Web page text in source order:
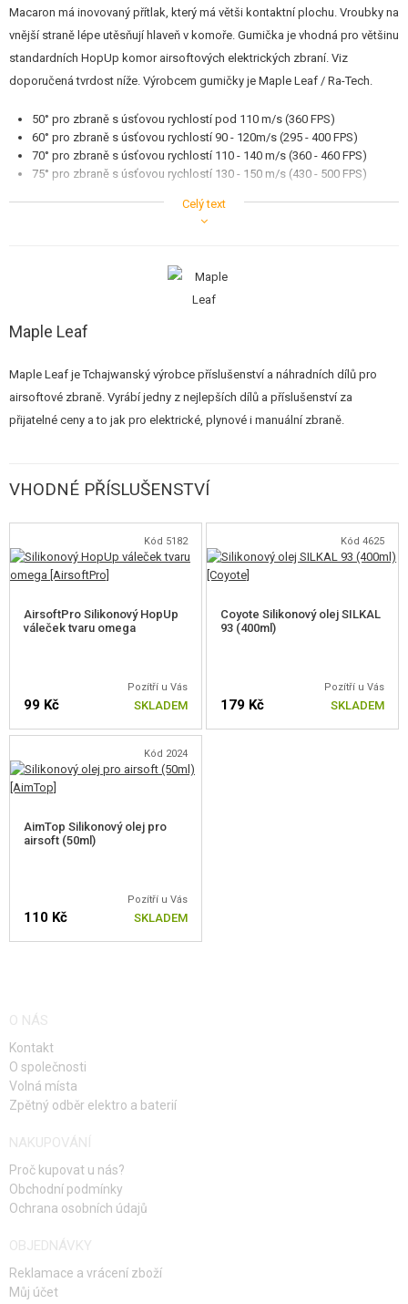
OUTDOOR A BUSHCRAFT
STAVEBNICE, MODELY
REKLAMNÍ PŘEDMĚTY
POŠKOZENÉ, POUŽITÉ ZBOŽÍ
Macaron má inovovaný přítlak, který má větši kontaktní plochu. Vroubky na
vnější straně lépe utěsňují hlaveň v komoře. Gumička je vhodná pro většinu
standardních HopUp komor airsoftových elektrických zbraní. Viz
doporučená tvrdost níže. Výrobcem gumičky je Maple Leaf / Ra-Tech.
50° pro zbraně s úsťovou rychlostí pod 110 m/s (360 FPS)
60° pro zbraně s úsťovou rychlostí 90 - 120m/s (295 - 400 FPS)
70° pro zbraně s úsťovou rychlostí 110 - 140 m/s (360 - 460 FPS)
75° pro zbraně s úsťovou rychlostí 130 - 150 m/s (430 - 500 FPS)
váleček (naleznete níže ve Vhodném příslušenství).
Celý text
Maple Leaf
Maple Leaf je Tchajwanský výrobce příslušenství a náhradních dílů pro
airsoftové zbraně. Vyrábí jedny z nejlepších dílů a příslušenství za
přijatelné ceny a to jak pro elektrické, plynové i manuální zbraně.
VHODNÉ PŘÍSLUŠENSTVÍ
Kód 5182
AirsoftPro Silikonový HopUp
váleček tvaru omega
Pozítří u Vás
99 Kč SKLADEM
Kód 4625
Coyote Silikonový olej SILKAL
93 (400ml)
Pozítří u Vás
179 Kč SKLADEM
Kód 2024
AimTop Silikonový olej pro
airsoft (50ml)
Pozítří u Vás
110 Kč SKLADEM
O NÁS
Kontakt
O společnosti
Volná místa
Zpětný odběr elektro a baterií
NAKUPOVÁNÍ
Proč kupovat u nás?
Obchodní podmínky
Ochrana osobních údajů
OBJEDNÁVKY
Reklamace a vrácení zboží
Můj účet